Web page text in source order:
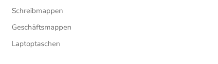
Schreibmappen
Geschäftsmappen
Laptoptaschen